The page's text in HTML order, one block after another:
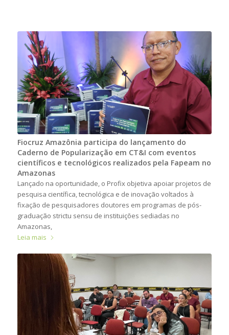
Fiocruz Amazônia participa do lançamento do
Caderno de Popularização em CT&I com eventos
científicos e tecnológicos realizados pela Fapeam no
Amazonas
Lançado na oportunidade, o Profix objetiva apoiar projetos de
pesquisa científica, tecnológica e de inovação voltados à
fixação de pesquisadores doutores em programas de pós-
graduação strictu sensu de instituições sediadas no
Amazonas,
Leia mais